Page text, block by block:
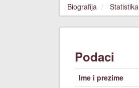
Biografija Statistika
Podaci
Ime i prezime